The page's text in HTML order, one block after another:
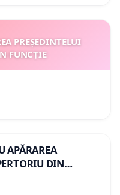
PREȘEDINTELUI
FUNCȚIE
APĂRAREA
DIN